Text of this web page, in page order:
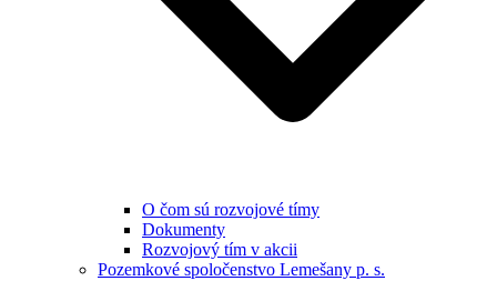
O čom sú rozvojové tímy
Dokumenty
Rozvojový tím v akcii
Pozemkové spoločenstvo Lemešany p. s.